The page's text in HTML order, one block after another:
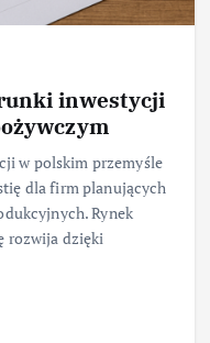
inwestycji
w polskim przemyśle
dla firm planujących
Rynek
rozwija dzięki